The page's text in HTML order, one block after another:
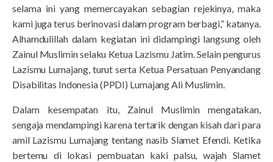
selama ini yang memercayakan sebagian rejekinya, maka
kami juga terus berinovasi dalam program berbagi,” katanya.
Alhamdulillah dalam kegiatan ini didampingi langsung oleh
Zainul Muslimin selaku Ketua Lazismu Jatim. Selain pengurus
Lazismu Lumajang, turut serta Ketua Persatuan Penyandang
Disabilitas Indonesia (PPDI) Lumajang Ali Muslimin.
Dalam kesempatan itu, Zainul Muslimin mengatakan,
sengaja mendampingi karena tertarik dengan kisah dari para
amil Lazismu Lumajang tentang nasib Slamet Efendi. Ketika
bertemu di lokasi pembuatan kaki palsu, wajah Slamet